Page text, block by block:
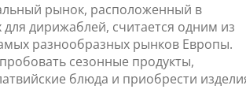
рынок, расположенный в
дирижаблей, считается одним из
разнообразных рынков Европы.
сезонные продукты,
блюда и приобрести